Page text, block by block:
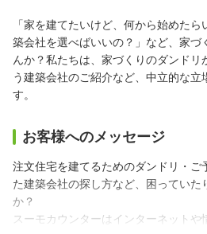
「家を建てたいけど、何から始めた
築会社を選べばいいの？」など、家づ
んか？私たちは、家づくりのダンドリ
う建築会社のご紹介など、中立的な立
す。
お客様へのメッセージ
注文住宅を建てるためのダンドリ・ご
た建築会社の探し方など、困っていた
か？
スーモカウンターはインターネット